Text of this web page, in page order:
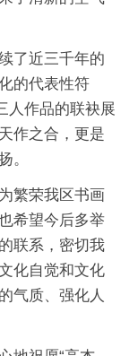
了近三千年的
的代表性符
人作品的联袂展
作之合，更是
。
繁荣我区书画
希望今后多举
联系，密切我
化自觉和文化
气质、强化人